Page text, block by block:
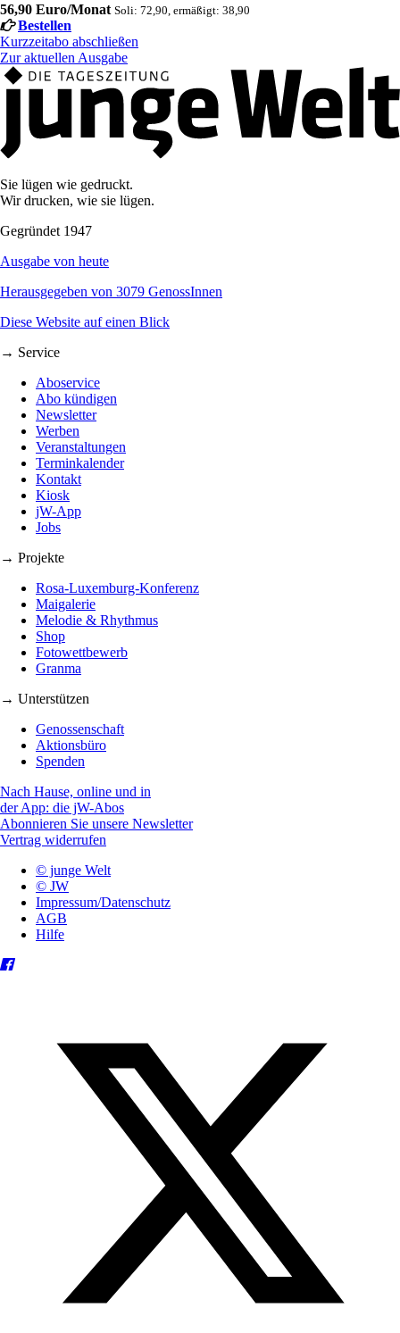
56,90 Euro/Monat Soli: 72,90, ermäßigt: 38,90
Bestellen
Kurzzeitabo abschließen
Zur aktuellen Ausgabe
Sie lügen wie gedruckt.
Wir drucken, wie sie lügen.
Gegründet 1947
Ausgabe von heute
Herausgegeben von 3079 GenossInnen
Diese Website auf einen Blick
→ Service
Aboservice
Abo kündigen
Newsletter
Werben
Veranstaltungen
Terminkalender
Kontakt
Kiosk
jW-App
Jobs
→ Projekte
Rosa-Luxemburg-Konferenz
Maigalerie
Melodie & Rhythmus
Shop
Fotowettbewerb
Granma
→ Unterstützen
Genossenschaft
Aktionsbüro
Spenden
Nach Hause, online und in
der App: die jW-Abos
Abonnieren Sie unsere Newsletter
Vertrag widerrufen
© junge Welt
© JW
Impressum/Datenschutz
AGB
Hilfe